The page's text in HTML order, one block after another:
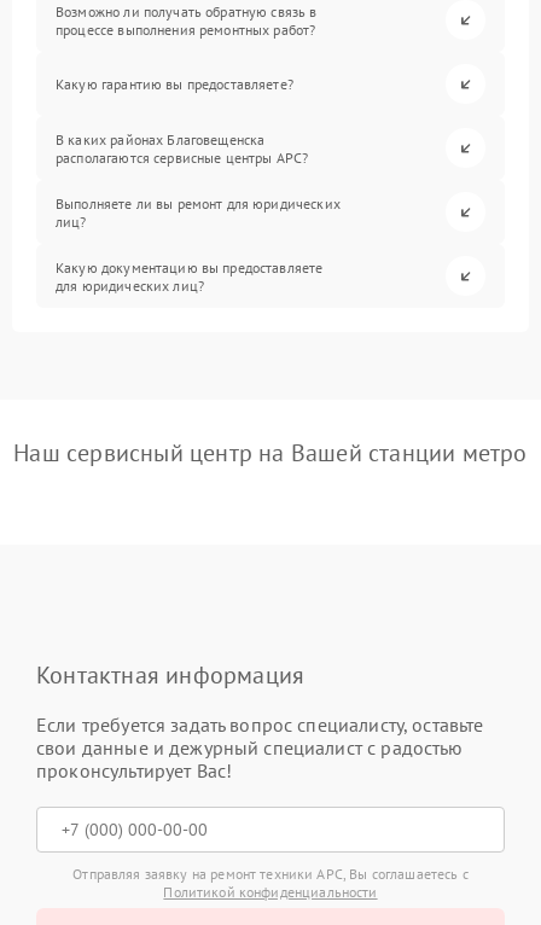
Возможно ли получать обратную связь в
процессе выполнения ремонтных работ?
Какую гарантию вы предоставляете?
В каких районах Благовещенска
располагаются сервисные центры APC?
Выполняете ли вы ремонт для юридических
лиц?
Какую документацию вы предоставляете
для юридических лиц?
Наш сервисный центр на Вашей станции метро
Контактная информация
Если требуется задать вопрос специалисту, оставьте
свои данные и дежурный специалист с радостью
проконсультирует Вас!
Отправляя заявку на ремонт техники APC, Вы соглашаетесь с
Политикой конфиденциальности